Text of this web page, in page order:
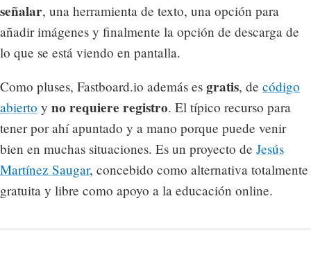
señalar, una herramienta de texto, una opción para
añadir imágenes y finalmente la opción de descarga de
lo que se está viendo en pantalla.
Como pluses, Fastboard.io además es gratis, de código
abierto y no requiere registro. El típico recurso para
tener por ahí apuntado y a mano porque puede venir
bien en muchas situaciones. Es un proyecto de Jesús
Martínez Saugar, concebido como alternativa totalmente
gratuita y libre como apoyo a la educación online.